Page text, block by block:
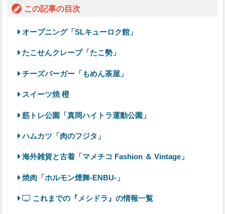
この記事の目次
オープニング「SLキューロク館」
たこせんクレープ「たこ勢」
チーズバーガー「もめん茶屋」
スイーツ焼 橙
筋トレ公園「真岡ハイトラ運動公園」
ハムカツ「肉のフジタ」
海外雑貨と古着「マメチコ Fashion ＆ Vintage」
焼肉「ホルモン煙舞-ENBU-」
これまでの『メシドラ』の情報一覧